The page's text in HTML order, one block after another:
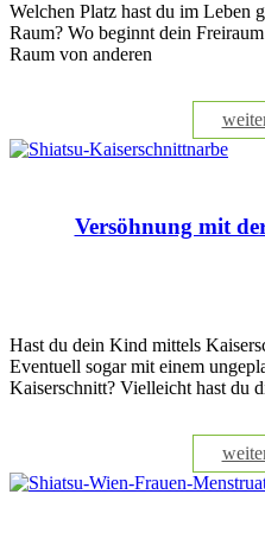
Welchen Platz hast du im Leben
Raum? Wo beginnt dein
Raum von anderen
Versöhnung mit
Hast du dein Kind mittels
Eventuell sogar mit einem
Kaiserschnitt? Vielleicht hast du